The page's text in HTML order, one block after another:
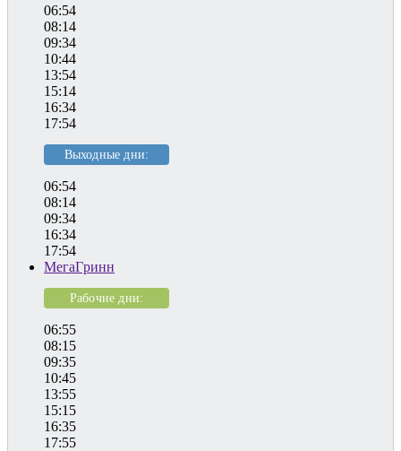
06:54
08:14
09:34
10:44
13:54
15:14
16:34
17:54
Выходные дни:
06:54
08:14
09:34
16:34
17:54
МегаГринн
Рабочие дни:
06:55
08:15
09:35
10:45
13:55
15:15
16:35
17:55